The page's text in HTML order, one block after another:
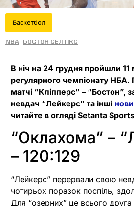
Баскетбол
NBA Бостон Селтікс
В ніч на 24 грудня пройшли 11
регулярного чемпіонату НБА.
матчі “Кліпперс” – “Бостон”,
невдач “Лейкерс” та інші
читайте в огляді Setanta
“Оклахома” –
– 120:129
“Лейкерс” перервали свою
чотирьох поразок поспіль,
Для “озерних” це всього